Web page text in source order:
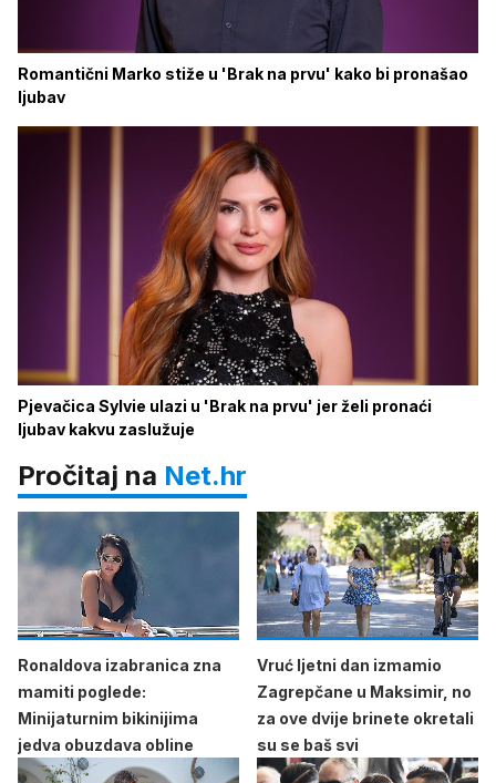
Romantični Marko stiže u 'Brak na prvu' kako bi pronašao
ljubav
Pjevačica Sylvie ulazi u 'Brak na prvu' jer želi pronaći
ljubav kakvu zaslužuje
Pročitaj na Net.hr
Ronaldova izabranica zna
mamiti poglede:
Minijaturnim bikinijima
jedva obuzdava obline
Vruć ljetni dan izmamio
Zagrepčane u Maksimir, no
za ove dvije brinete okretali
su se baš svi